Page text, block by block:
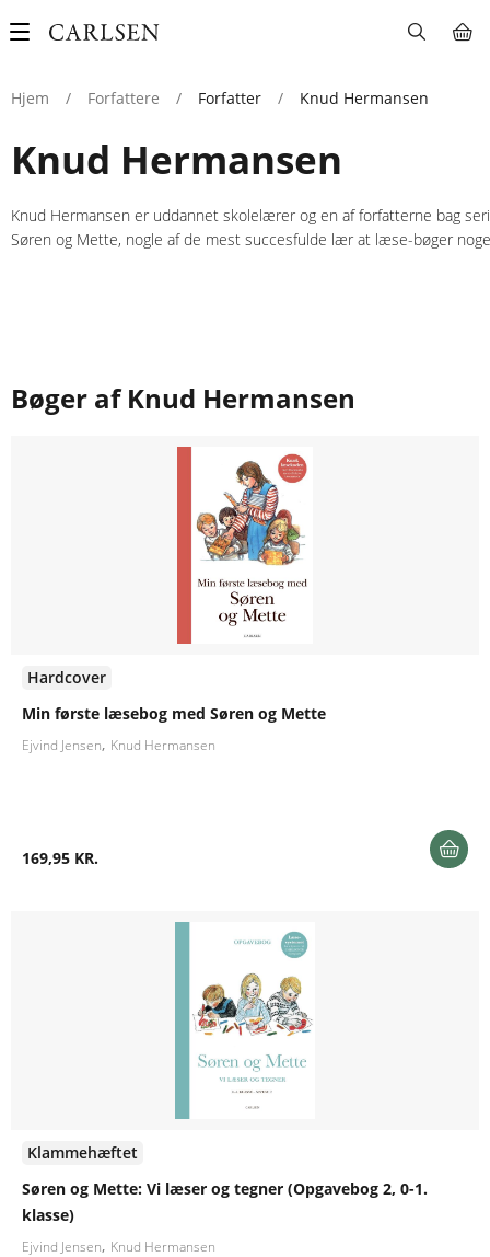
Main
Hjem
/ Forfattere / Forfatter / Knud Hermansen
Knud Hermansen
Knud Hermansen er uddannet skolelærer og en af forfatterne bag
Søren og Mette, nogle af de mest succesfulde lær at læse-bøger
Bøger af Knud Hermansen
Hardcover
Min første læsebog med Søren og Mette
Ejvind Jensen Knud Hermansen
169,95 KR.
Klammehæftet
Søren og Mette: Vi læser og tegner (Opgavebog 2, 0-1.
klasse)
Ejvind Jensen Knud Hermansen